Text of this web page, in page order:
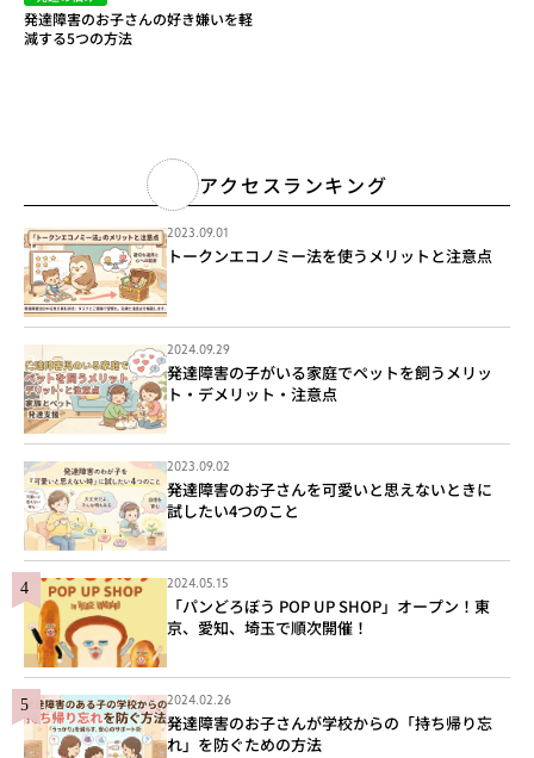
発達障害のお子さんの好き嫌いを軽
減する5つの方法
アクセスランキング
2023.09.01
トークンエコノミー法を使うメリットと注意点
2024.09.29
発達障害の子がいる家庭でペットを飼うメリッ
ト・デメリット・注意点
2023.09.02
発達障害のお子さんを可愛いと思えないときに
試したい4つのこと
2024.05.15
「パンどろぼう POP UP SHOP」オープン！東
京、愛知、埼玉で順次開催！
2024.02.26
発達障害のお子さんが学校からの「持ち帰り忘
れ」を防ぐための方法